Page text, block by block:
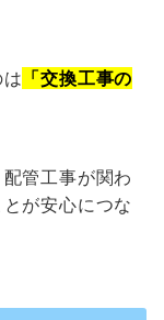
「交換工事の
管工事が関わ
が安心につな